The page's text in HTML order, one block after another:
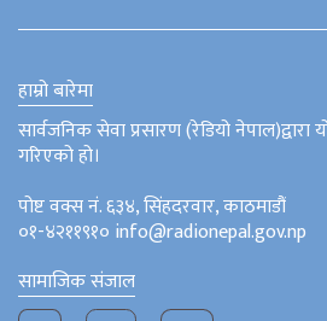
हाम्रो बारेमा
सार्वजनिक सेवा प्रसारण (रेडियो नेपाल)द्वारा
गरिएको हो।
पोष्ट वक्स नं. ६३४, सिंहदरवार, काठमाडौं
०१-४२११९१० info@radionepal.gov.np
सामाजिक संजाल